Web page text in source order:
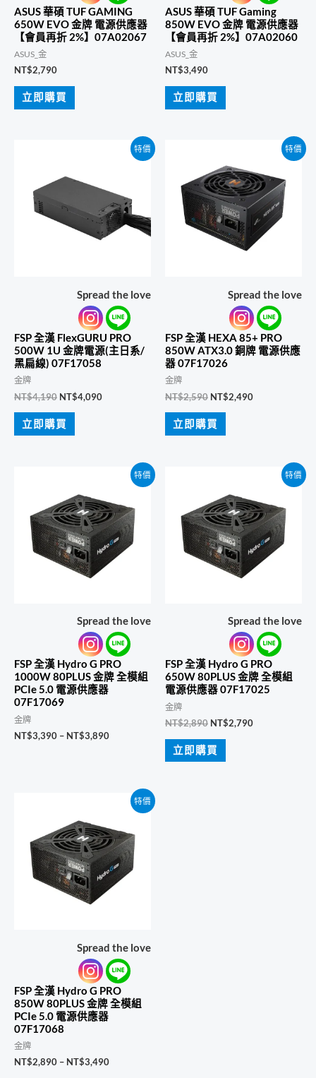
ASUS 華碩 TUF GAMING
650W EVO 金牌 電源供應器
【會員再折 2%】07A02067
ASUS_金
NT$2,790
立即購買
ASUS 華碩 TUF Gaming
850W EVO 金牌 電源供應器
【會員再折 2%】07A02060
ASUS_金
NT$3,490
立即購買
特價
Spread the love
FSP 全漢 FlexGURU PRO
500W 1U 金牌電源(主日系/
黑扁線) 07F17058
金牌
NT$4,190 原
價
格：
NT$4,090目
立即購買
特價
Spread the love
FSP 全漢 HEXA 85+ PRO
850W ATX3.0 銅牌 電源供應
器 07F17026
金牌
NT$2,590 原
價
格：
NT$2,490目
立即購買
特價
Spread the love
FSP 全漢 Hydro G PRO
1000W 80PLUS 金牌 全模組
PCIe 5.0 電源供應器
07F17069
金牌
NT$3,390 – NT$3,890價
NT$3,890
特價
Spread the love
FSP 全漢 Hydro G PRO
650W 80PLUS 金牌 全模組
電源供應器 07F17025
金牌
NT$2,890 原
價
格：
NT$2,790目
立即購買
特價
Spread the love
FSP 全漢 Hydro G PRO
850W 80PLUS 金牌 全模組
PCIe 5.0 電源供應器
07F17068
金牌
NT$2,890 – NT$3,490價